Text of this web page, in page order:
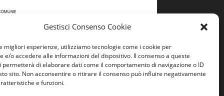
Gestisci Consenso Cookie
migliori esperienze, utilizziamo tecnologie come i cookie per
e/o accedere alle informazioni del dispositivo. Il consenso a queste
permetterà di elaborare dati come il comportamento di navigazione o ID
sito. Non acconsentire o ritirare il consenso può influire negativamente
e funzioni.